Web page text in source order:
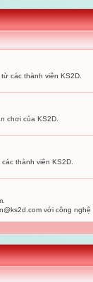
các thành viên KS2D.
chơi của KS2D.
thành viên KS2D.
n@ks2d.com với công